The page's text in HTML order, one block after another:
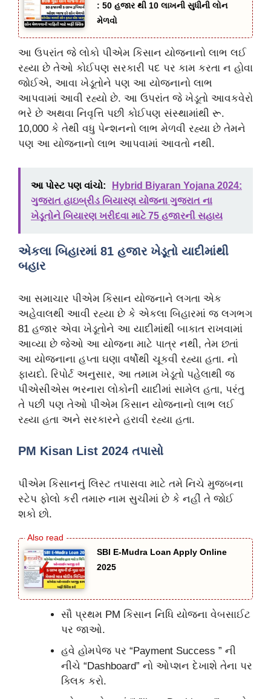
: 50 હજાર થી 10 લાખની સુધીની લોન
મેળવો
આ ઉપરાંત જે લોકો પીએમ કિસાન યોજનાનો લાભ લઈ
રહ્યા છે તેઓ કોઈપણ સરકારી પદ પર કામ કરતા ન હોવા
જોઈએ, આવા ખેડૂતોને પણ આ યોજનાનો લાભ
આપવામાં આવી રહ્યો છે. આ ઉપરાંત જે ખેડૂતો આવકવેરો
ભરે છે અથવા નિવૃત્તિ પછી કોઈપણ સંસ્થામાંથી રૂ.
10,000 કે તેથી વધુ પેન્શનનો લાભ મેળવી રહ્યા છે તેમને
પણ આ યોજનાનો લાભ આપવામાં આવતો નથી.
આ પોસ્ટ પણ વાંચો:
Hybrid Biyaran Yojana 2024:
ગુજરાત હાઇબ્રીડ બિયારણ યોજના ગુજરાત ના
ખેડૂતોને બિયારણ ખરીદવા માટે 75 હજારની સહાય
એકલા બિહારમાં 81 હજાર ખેડૂતો યાદીમાંથી
બહાર
આ સમાચાર પીએમ કિસાન યોજનાને લગતા એક
અહેવાલથી આવી રહ્યા છે કે એકલા બિહારમાં જ લગભગ
81 હજાર એવા ખેડૂતોને આ યાદીમાંથી બાકાત રાખવામાં
આવ્યા છે જેઓ આ યોજના માટે પાત્ર નથી, તેમ છતાં
આ યોજનાના હપ્તા ઘણા વર્ષોથી ચૂકવી રહ્યા હતા. નો
ફાયદો. રિપોર્ટ અનુસાર, આ તમામ ખેડૂતો પહેલાથી જ
પીએસીએસ ભરનારા લોકોની યાદીમાં સામેલ હતા, પરંતુ
તે પછી પણ તેઓ પીએમ કિસાન યોજનાનો લાભ લઈ
રહ્યા હતા અને સરકારને હરાવી રહ્યા હતા.
PM Kisan List 2024 તપાસો
પીએમ કિસાનનું લિસ્ટ તપાસવા માટે તમે નિચે મુજબના
સ્ટેપ ફોલો કરી તમારુ નામ સુચીમાં છે કે નહીં તે જોઈ
શકો છો.
SBI E-Mudra Loan Apply Online
2025
સૌ પ્રથમ PM કિસાન નિધિ યોજના વેબસાઈટ
પર જાઓ.
હવે હોમપેજ પર “Payment Success ” ની
નીચે “Dashboard” નો ઓપ્શન દેખાશે તેના પર
ક્લિક કરો.